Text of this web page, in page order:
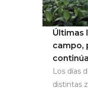
Últimas
campo,
continúa
Los días
distintas